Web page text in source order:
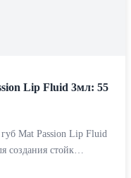
Lip Fluid 3мл: 55
Mat Passion Lip Fluid
создания стойк…